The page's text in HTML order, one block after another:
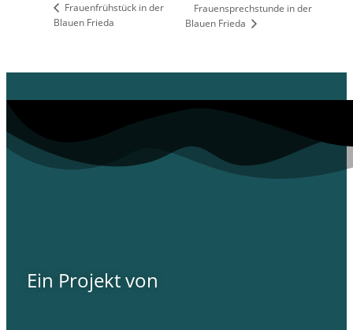
Frauenfrühstück in der
Blauen Frieda
Frauensprechstunde in der
Blauen Frieda
Ein Projekt von